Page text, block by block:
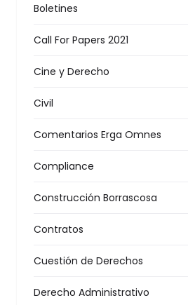
Boletines
Call For Papers 2021
Cine y Derecho
Civil
Comentarios Erga Omnes
Compliance
Construcción Borrascosa
Contratos
Cuestión de Derechos
Derecho Administrativo